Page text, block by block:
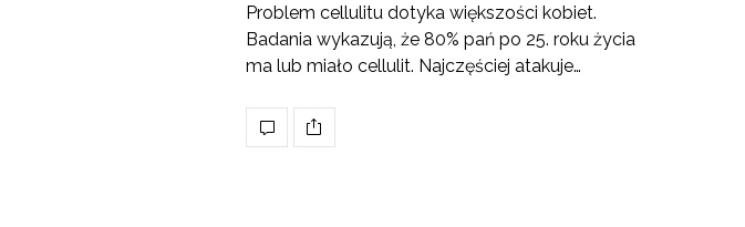
Problem cellulitu dotyka większości kobiet.
Badania wykazują, że 80% pań po 25. roku życia
ma lub miało cellulit. Najczęściej atakuje…